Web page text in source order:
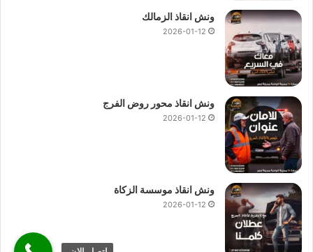
ونش انقاذ الزمالك
2026-01-12
ونش انقاذ محور روض الفرج
2026-01-12
ونش انقاذ موسسة الزكاة
2026-01-12